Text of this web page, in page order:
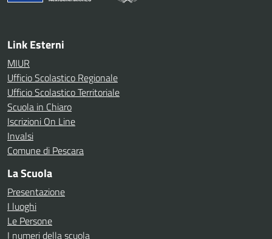
Link Esterni
MIUR
Ufficio Scolastico Regionale
Ufficio Scolastico Territoriale
Scuola in Chiaro
Iscrizioni On Line
Invalsi
Comune di Pescara
La Scuola
Presentazione
I luoghi
Le Persone
I numeri della scuola